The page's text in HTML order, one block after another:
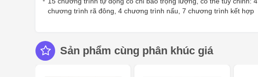
chương trình rã đông, 4 chương trình nấu, 7 chương trình kết hợp
Sản phẩm cùng phân khúc giá